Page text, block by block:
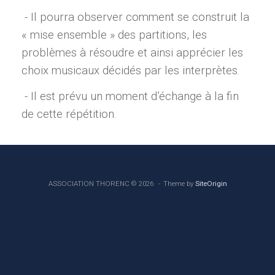
- Il pourra observer comment se construit la
« mise ensemble » des partitions, les
problèmes à résoudre et ainsi apprécier les
choix musicaux décidés par les interprètes.
- Il est prévu un moment d’échange à la fin
de cette répétition.
ASSOCIATION THORENC © 2026 Theme by SiteOrigin